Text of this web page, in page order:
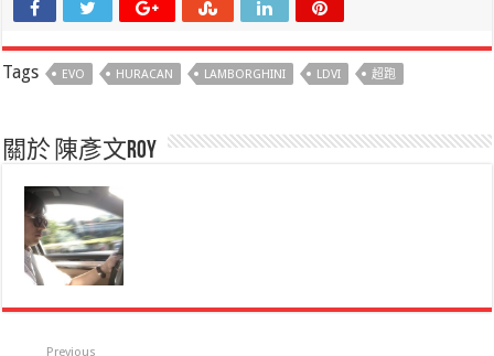
Tags EVO HURACAN LAMBORGHINI LDVI 超跑
關於 陳彥文Roy
Previous